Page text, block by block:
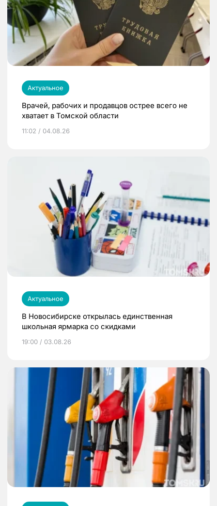
Актуальное
Врачей, рабочих и продавцов острее всего не
хватает в Томской области
11:02 / 04.08.26
Актуальное
В Новосибирске открылась единственная
школьная ярмарка со скидками
19:00 / 03.08.26